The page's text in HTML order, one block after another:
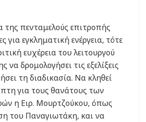
της πενταμελούς επιτροπής
για εγκληματική ενέργεια, τότε
ευχέρεια του λειτουργού
να δρομολογήσει τις εξελίξεις
τη διαδικασία. Να κληθεί
για τους θανάτους των
η Ειρ. Μουρτζούκου, όπως
του Παναγιωτάκη, και να